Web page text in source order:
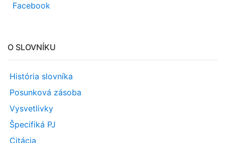
Facebook
O SLOVNÍKU
História slovníka
Posunková zásoba
Vysvetlivky
Špecifiká PJ
Citácia